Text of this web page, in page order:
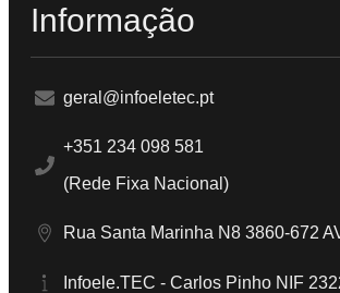
Informação
geral@infoeletec.pt
+351 234 098 581
(Rede Fixa Nacional)
Rua Santa Marinha N8 3860-672
Infoele.TEC - Carlos Pinho NIF